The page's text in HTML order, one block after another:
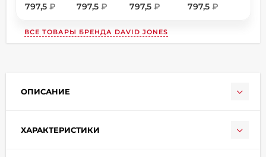
797,5 ₽ 797,5 ₽ 797,5 ₽ 797,5₽
ВСЕ ТОВАРЫ БРЕНДА DAVID JONES
ОПИСАНИЕ
ХАРАКТЕРИСТИКИ